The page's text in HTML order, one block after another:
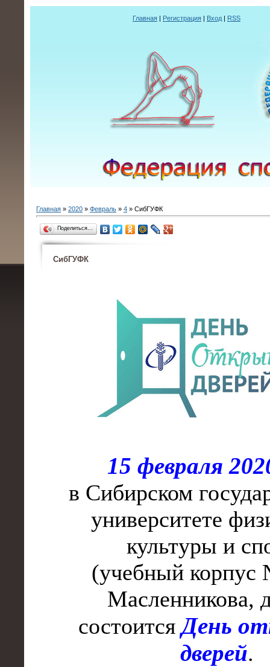
Главная | Регистрация | Вход | RSS
Главная » 2020 » Февраль » 4 » СибГУФК
Поделиться…
СибГУФК
15 февраля
в Сибирском
университете
культуры и
(учебный корпус
Масленникова,
состоитсяДень
дверей.